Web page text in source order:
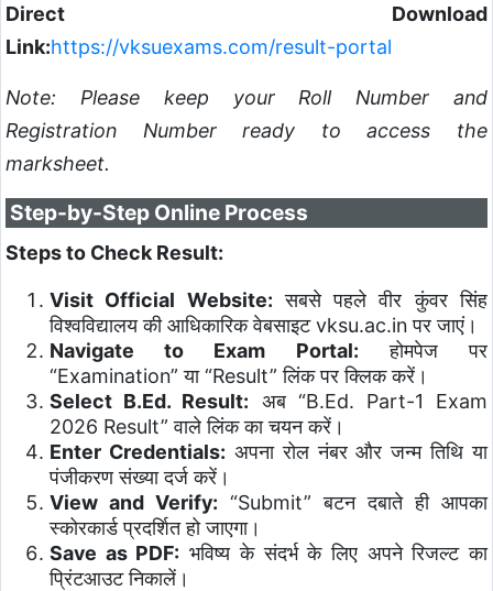
Direct Download
Link:https://vksuexams.com/result-portal
Note: Please keep your Roll Number and
Registration Number ready to access the
marksheet.
Step-by-Step Online Process
Steps to Check Result:
Visit Official Website: सबसे पहले वीर कुंवर सिंह
विश्वविद्यालय की आधिकारिक वेबसाइट vksu.ac.in पर जाएं।
Navigate to Exam Portal: होमपेज पर
“Examination” या “Result” लिंक पर क्लिक करें।
Select B.Ed. Result: अब “B.Ed. Part-1 Exam
2026 Result” वाले लिंक का चयन करें।
Enter Credentials: अपना रोल नंबर और जन्म तिथि या
पंजीकरण संख्या दर्ज करें।
View and Verify: “Submit” बटन दबाते ही आपका
स्कोरकार्ड प्रदर्शित हो जाएगा।
Save as PDF: भविष्य के संदर्भ के लिए अपने रिजल्ट का
प्रिंटआउट निकालें।